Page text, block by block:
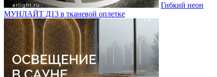
Гибкий неон
МУНЛАЙТ Д13 в тканевой оплетке